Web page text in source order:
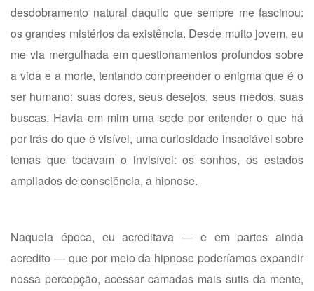
desdobramento natural daquilo que sempre me fascinou:
os grandes mistérios da existência. Desde muito jovem, eu
me via mergulhada em questionamentos profundos sobre
a vida e a morte, tentando compreender o enigma que é o
ser humano: suas dores, seus desejos, seus medos, suas
buscas. Havia em mim uma sede por entender o que há
por trás do que é visível, uma curiosidade insaciável sobre
temas que tocavam o invisível: os sonhos, os estados
ampliados de consciência, a hipnose.
Naquela época, eu acreditava — e em partes ainda
acredito — que por meio da hipnose poderíamos expandir
nossa percepção, acessar camadas mais sutis da mente,